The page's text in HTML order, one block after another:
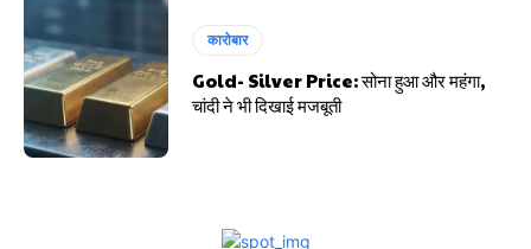
कारोबार
Gold- Silver Price: सोना हुआ और महंगा,
चांदी ने भी दिखाई मजबूती